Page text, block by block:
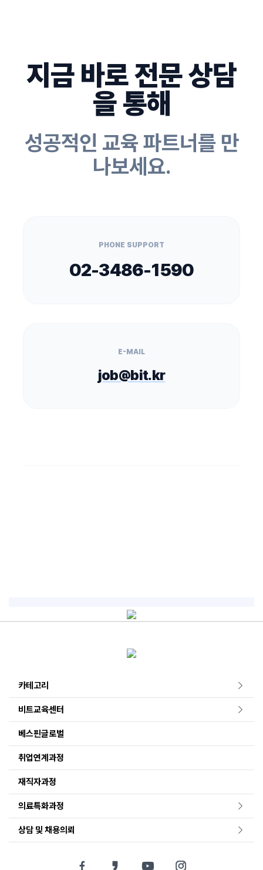
카테고리
비트교육센터
베스핀글로벌
취업연계과정
재직자과정
의료특화과정
상담 및 채용의뢰